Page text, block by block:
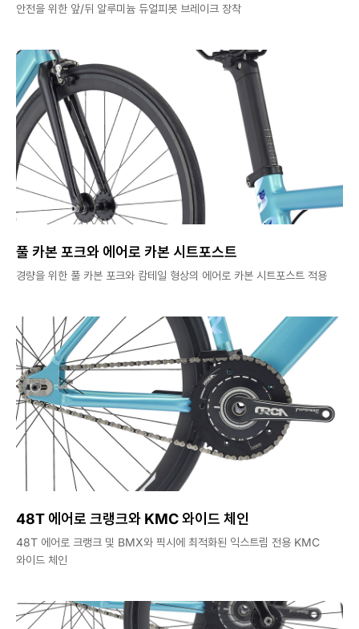
안전을 위한 앞/뒤 알루미늄 듀얼피봇 브레이크 장착
풀 카본 포크와 에어로 카본 시트포스트
경량을 위한 풀 카본 포크와 캄테일 형상의 에어로 카본 시트포스트 적용
48T 에어로 크랭크와 KMC 와이드 체인
48T 에어로 크랭크 및 BMX와 픽시에 최적화된 익스트림 전용 KMC
와이드 체인